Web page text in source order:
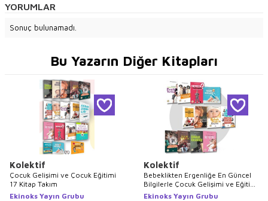
YORUMLAR
Sonuç bulunamadı.
Bu Yazarın Diğer Kitapları
Kolektif
Çocuk Gelişimi ve Çocuk Eğitimi
17 Kitap Takım
Ekinoks Yayın Grubu
Kolektif
Bebeklikten Ergenliğe En Güncel
Bilgilerle Çocuk Gelişimi ve Eğitimi
Seti 12 Kitap
Ekinoks Yayın Grubu